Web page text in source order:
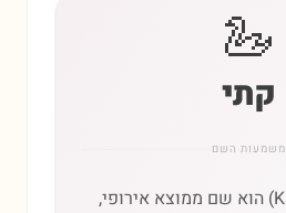
🦢
קתי
משמעות השם
השם קתי (Kathy) הוא שם ממוצא אירופי,